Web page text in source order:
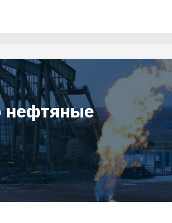
нефтяные